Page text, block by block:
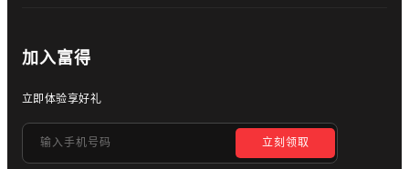
加入富得
立即体验享好礼
立刻领取